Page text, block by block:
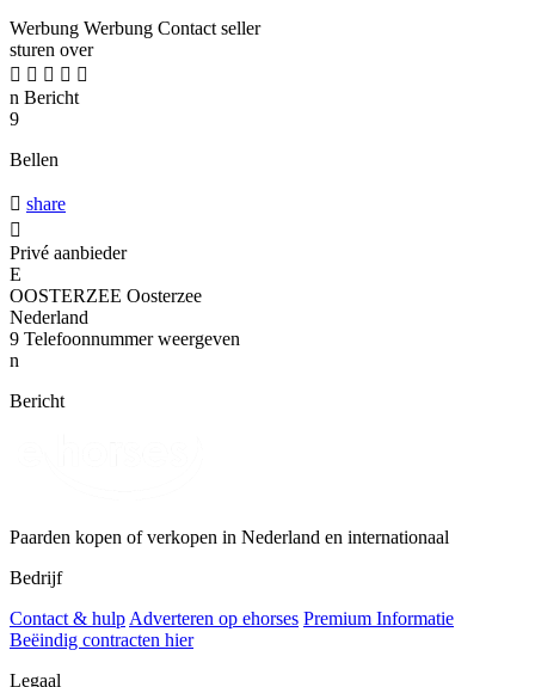
Werbung Werbung Contact seller
sturen over
    
n Bericht
9
Bellen
 share

Privé aanbieder
E
OOSTERZEE Oosterzee
Nederland
9 Telefoonnummer weergeven
n
Bericht
Paarden kopen of verkopen in Nederland en internationaal
Bedrijf
Contact & hulp Adverteren op ehorses Premium Informatie
Beëindig contracten hier
Legaal